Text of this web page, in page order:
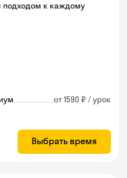
подходом к каждому
от 1590 ₽ / урок
Выбрать время